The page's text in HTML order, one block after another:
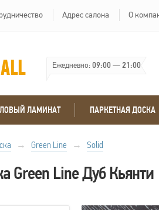
Адрес салона О
Ежедневно:09:00—21:00
ЛАМИНАТ ПАРКЕТНАЯ ДОСКА
→ Green Line → Solid
Green Line Дуб Кьянти